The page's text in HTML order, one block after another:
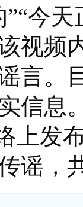
今
视频
言。
信息
发布
谣，